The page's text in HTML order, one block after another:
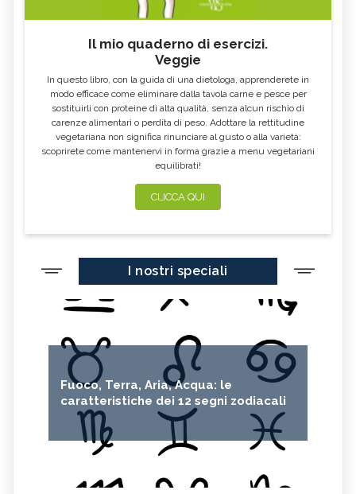
Il mio quaderno di esercizi.
Veggie
In questo libro, con la guida di una dietologa, apprenderete in
modo efficace come eliminare dalla tavola carne e pesce per
sostituirli con proteine di alta qualità, senza alcun rischio di
carenze alimentari o perdita di peso. Adottare la rettitudine
vegetariana non significa rinunciare al gusto o alla varietà:
scoprirete come mantenervi in forma grazie a menu vegetariani
equilibrati!
CLICCA QUI
I nostri speciali
Fuoco, Terra, Aria, Acqua: le
caratteristiche dei 12 segni zodiacali